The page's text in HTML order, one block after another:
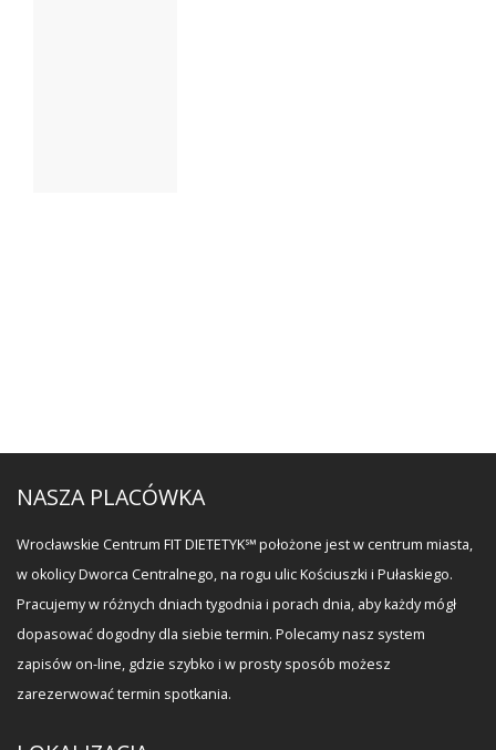
NASZA PLACÓWKA
Wrocławskie Centrum FIT DIETETYK℠ położone jest w centrum miasta,
w okolicy Dworca Centralnego, na rogu ulic Kościuszki i Pułaskiego.
Pracujemy w różnych dniach tygodnia i porach dnia, aby każdy mógł
dopasować dogodny dla siebie termin. Polecamy nasz system
zapisów on-line, gdzie szybko i w prosty sposób możesz
zarezerwować termin spotkania.